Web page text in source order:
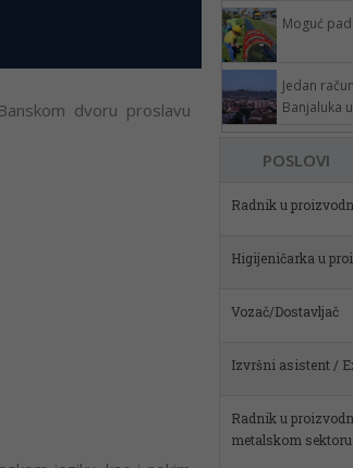
dvoru proslavu
Moguć
Jedan
Banjaluka
POSLOVI
Higijeničarka u
Vozač/Dostavljač
Izvršni asistent /
Radnik u
Spremačica